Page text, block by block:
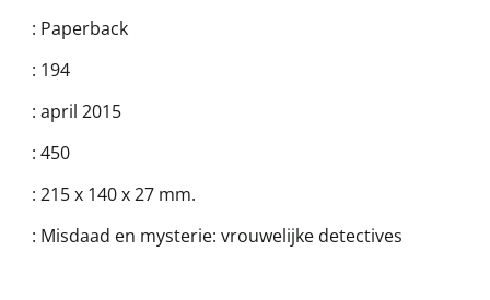
: Paperback
: 194
: april 2015
: 450
: 215 x 140 x 27 mm.
: Misdaad en mysterie: vrouwelijke detectives